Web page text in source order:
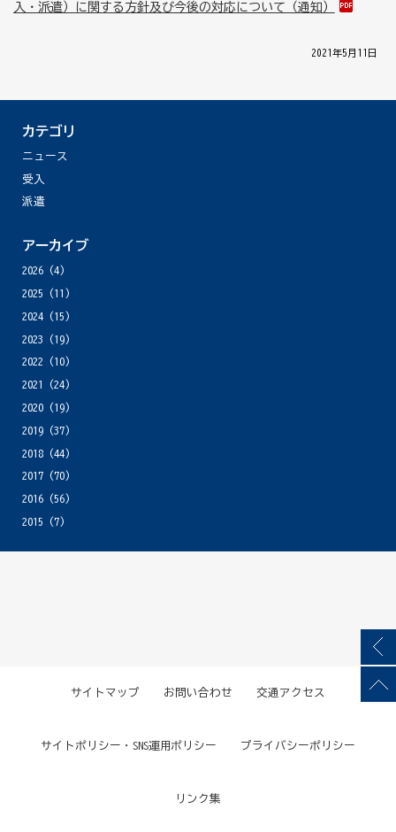
入・派遣）に関する方針及び今後の対応について（通知）
│ 2021年5月11日 │
カテゴリ
ニュース
受入
派遣
アーカイブ
2026(4)
2025 (11)
2024(15)
2023 (19)
2022 (10)
2021
(24)
2020(19)
2019(37)
2018(44)
2017(70)
2016(56)
2015 (7)
サイトマップ お問い合わせ 交通アクセス
サイトポリシー・SNS運用ポリシー プライバシーポリシー
リンク集